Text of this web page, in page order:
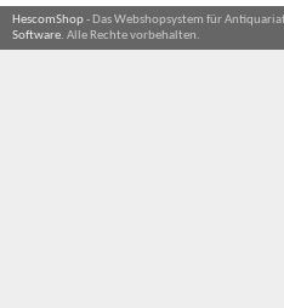
HescomShop- Das Webshopsystem für
Software. Alle Rechte vorbehalten.